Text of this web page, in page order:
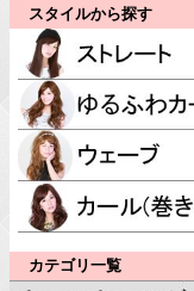
スタイルから探す
カテゴリ一覧